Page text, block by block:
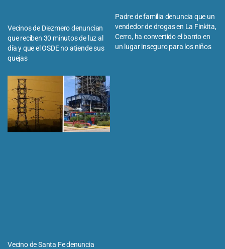
Vecinos de Diezmero denuncian
que reciben 30 minutos de luz al
día y que el OSDE no atiende sus
quejas
Padre de familia denuncia que un
vendedor de drogas en La Finkita,
Cerro, ha convertido el barrio en
un lugar inseguro para los niños
Vecino de Santa Fe denuncia